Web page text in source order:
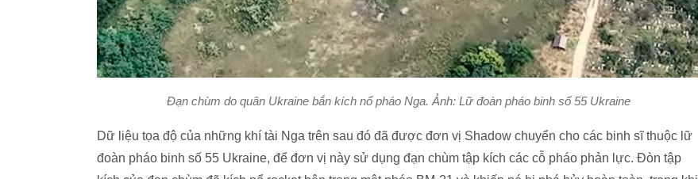
Đạn chùm do quân Ukraine bắn kích nổ pháo Nga. Ảnh: Lữ đoàn pháo binh số 55 Ukraine
Dữ liệu tọa độ của những khí tài Nga trên sau đó đã được đơn vị Shadow chuyển cho các binh sĩ thuộc lữ
đoàn pháo binh số 55 Ukraine, để đơn vị này sử dụng đạn chùm tập kích các cỗ pháo phản lực. Đòn tập